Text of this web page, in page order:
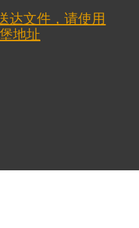
达文件，请使用
地址